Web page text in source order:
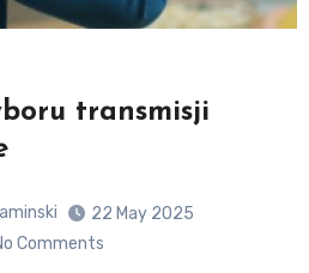
transmisji
22 May 2025
Comments